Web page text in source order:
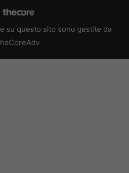
su questo sito sono gestite da